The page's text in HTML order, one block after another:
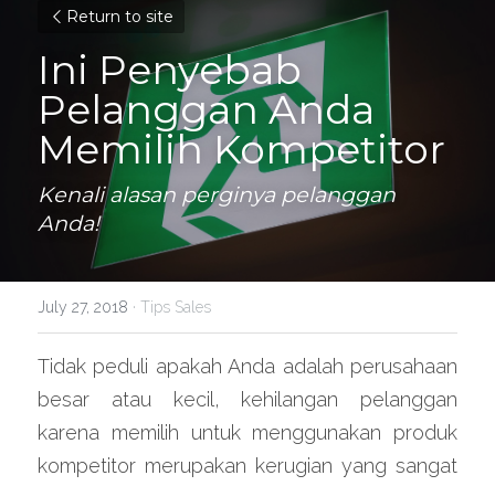
Return to site
Ini Penyebab
Pelanggan Anda
Memilih Kompetitor
Kenali alasan perginya pelanggan
Anda!
July 27, 2018 · Tips Sales
Tidak peduli apakah Anda adalah perusahaan
besar atau kecil, kehilangan pelanggan
karena memilih untuk menggunakan produk
kompetitor merupakan kerugian yang sangat